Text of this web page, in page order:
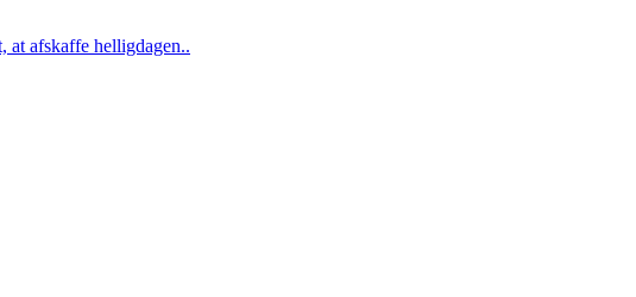
at afskaffe helligdagen..